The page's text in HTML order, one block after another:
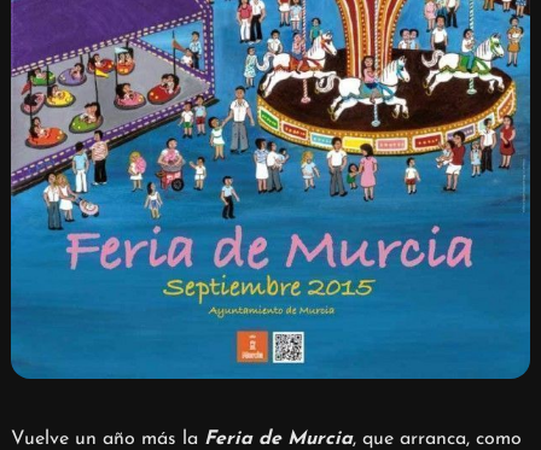
Vuelve un año más la Feria de Murcia, que arranca, como